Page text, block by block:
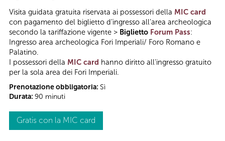
Visita guidata gratuita riservata ai possessori della MIC card
con pagamento del biglietto d’ingresso all’area archeologica
secondo la tariffazione vigente > Biglietto Forum Pass:
Ingresso area archeologica Fori Imperiali/ Foro Romano e
Palatino.
I possessori della MIC card hanno diritto all'ingresso gratuito
per la sola area dei Fori Imperiali.
Prenotazione obbligatoria: Sì
Durata: 90 minuti
Gratis con la MIC card